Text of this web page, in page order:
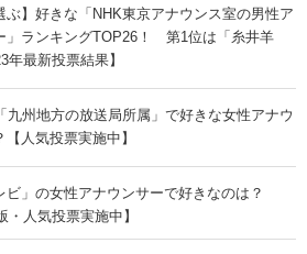
ぶ】好きな「NHK東京アナウンス室の男性ア
」ランキングTOP26！ 第1位は「糸井羊
年最新投票結果】
九州地方の放送局所属」で好きな女性アナウ
【人気投票実施中】
ビ」の女性アナウンサーで好きなのは？
・人気投票実施中】